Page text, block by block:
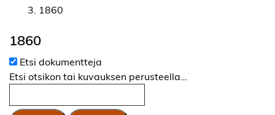
1860
1860
Etsi dokumentteja
Etsi otsikon tai kuvauksen perusteella…